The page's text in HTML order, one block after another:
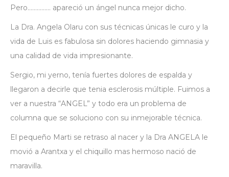
Pero…………… apareció un ángel nunca mejor dicho.
La Dra. Angela Olaru con sus técnicas únicas le curo y la
vida de Luis es fabulosa sin dolores haciendo gimnasia y
una calidad de vida impresionante.
Sergio, mi yerno, tenía fuertes dolores de espalda y
llegaron a decirle que tenia esclerosis múltiple. Fuimos a
ver a nuestra “ANGEL” y todo era un problema de
columna que se soluciono con su inmejorable técnica.
El pequeño Marti se retraso al nacer y la Dra ANGELA le
movió a Arantxa y el chiquillo mas hermoso nació de
maravilla.